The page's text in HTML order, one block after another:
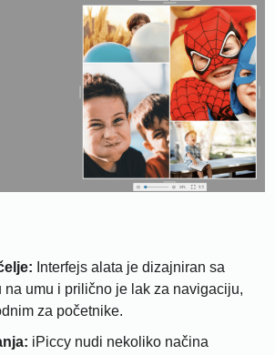
Interfejs alata je dizajniran sa
na umu i prilično je lak za navigaciju,
za početnike.
iPiccy nudi nekoliko načina